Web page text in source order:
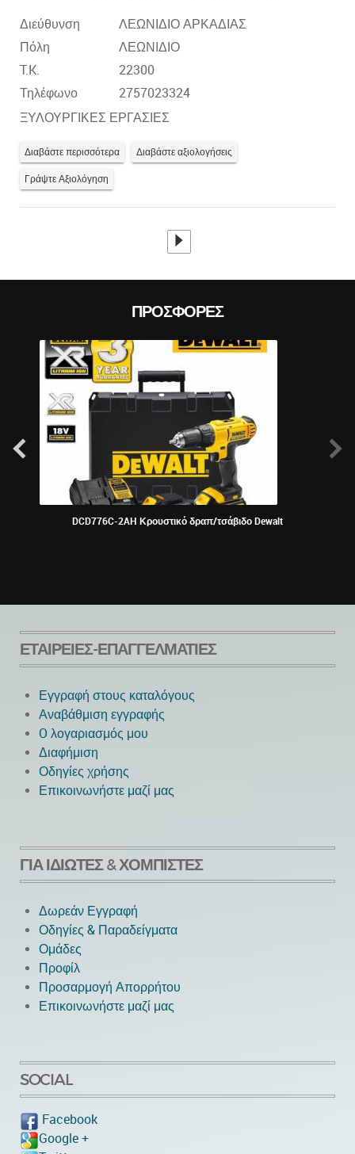
Διεύθυνση
ΛΕΩΝΙΔΙΟ ΑΡΚΑΔΙΑΣ
Πόλη
ΛΕΩΝΙΔΙΟ
T.K.
22300
Τηλέφωνο
2757023324
ΞΥΛΟΥΡΓΙΚΕΣ ΕΡΓΑΣΙΕΣ
Διαβάστε περισσότερα Διαβάστε αξιολογήσεις
Γράψτε Αξιολόγηση
ΠΡΟΣΦΟΡΈΣ
DCD776C-2AH Κρουστικό δραπ/τσάβιδο Dewalt
Next
ΕΤΑΙΡΕΊΕΣ-ΕΠΑΓΓΕΛΜΑΤΊΕΣ
Εγγραφή στους καταλόγους
Αναβάθμιση εγγραφής
O λογαριασμός μου
Διαφήμιση
Οδηγίες χρήσης
Επικοινωνήστε μαζί μας
ΓΙΑ ΙΔΙΏΤΕΣ & ΧΟΜΠΊΣΤΕΣ
Δωρεάν Εγγραφή
Οδηγίες & Παραδείγματα
Ομάδες
Προφίλ
Προσαρμογή Απορρήτου
Επικοινωνήστε μαζί μας
SOCIAL
Facebook
Google +